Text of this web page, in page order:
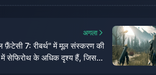
अगला
फ़ैंटेसी 7: रीबर्थ" में मूल संस्करण की
सेफिरोथ के अधिक दृश्य हैं, जिसका